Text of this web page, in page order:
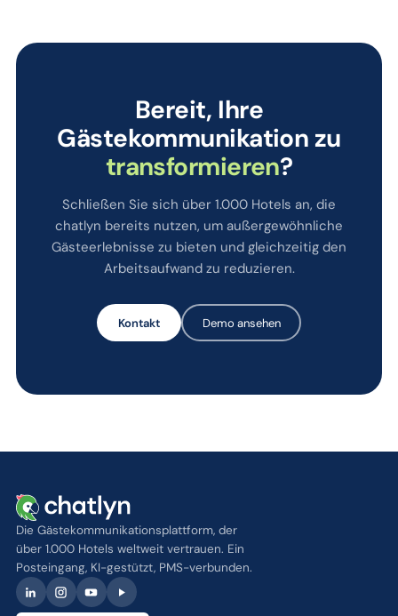
Bereit, Ihre
Gästekommunikation zu
transformieren?
Schließen Sie sich über 1.000 Hotels an, die
chatlyn bereits nutzen, um außergewöhnliche
Gästeerlebnisse zu bieten und gleichzeitig den
Arbeitsaufwand zu reduzieren.
Kontakt Demo ansehen
Die Gästekommunikationsplattform, der
über 1.000 Hotels weltweit vertrauen. Ein
Posteingang, KI-gestützt, PMS-verbunden.